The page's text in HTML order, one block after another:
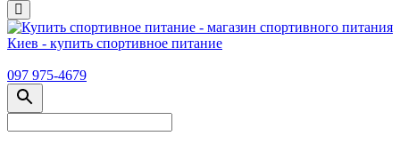
097 975-4679